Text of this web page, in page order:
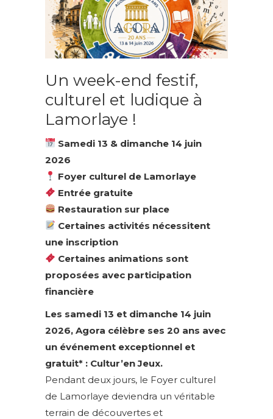
Un week-end festif,
culturel et ludique à
Lamorlaye !
Samedi 13 & dimanche 14 juin
2026
Foyer culturel de Lamorlaye
Entrée gratuite
Restauration sur place
Certaines activités nécessitent
une inscription
Certaines animations sont
proposées avec participation
financière
Les samedi 13 et dimanche 14 juin
2026, Agora célèbre ses 20 ans avec
un événement exceptionnel et
gratuit* : Cultur’en Jeux.
Pendant deux jours, le Foyer culturel
de Lamorlaye deviendra un véritable
terrain de découvertes et